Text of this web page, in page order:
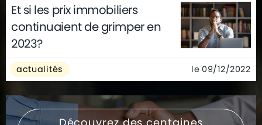
Et si les prix immobiliers
continuaient de grimper en
2023?
actualités le 09/12/2022